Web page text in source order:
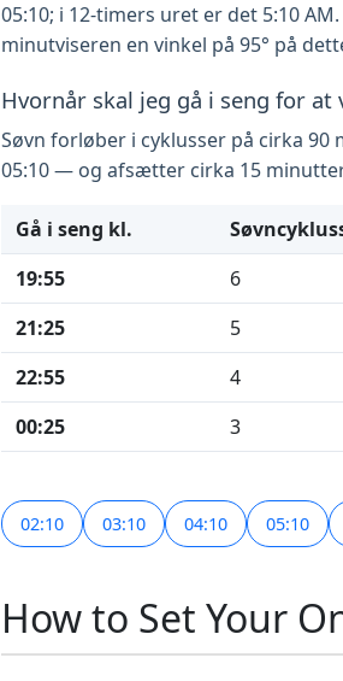
05:10; i 12-timers uret er det 5:10
minutviseren en vinkel på 95° på
Hvornår skal jeg gå i seng for at
Søvn forløber i cyklusser på cirka
05:10 — og afsætter cirka 15
Gå i seng kl.
19:55
6
21:25
5
22:55
4
00:25
3
02:10 03:10 04:10 05:10
How to Set Your